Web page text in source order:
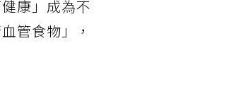
康」成為不
管食物」，